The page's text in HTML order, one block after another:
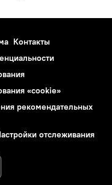
Контакты
«cookie»
рекомендательных
отслеживания